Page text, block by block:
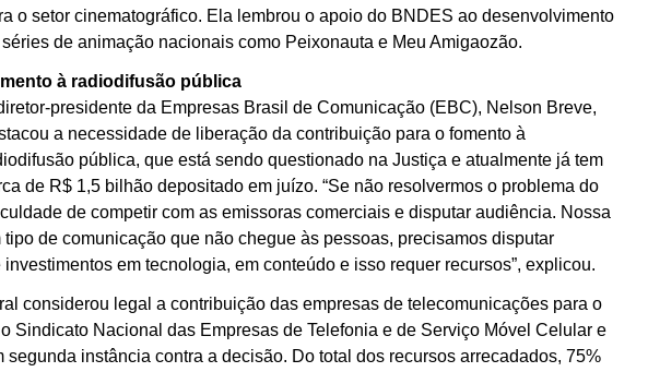
o setor cinematográfico. Ela lembrou o apoio do BNDES ao desenvolvimento
de animação nacionais como Peixonauta e Meu Amigaozão.
à radiodifusão pública
presidente da Empresas Brasil de Comunicação (EBC), Nelson Breve,
a necessidade de liberação da contribuição para o fomento à
pública, que está sendo questionado na Justiça e atualmente já tem
de R$ 1,5 bilhão depositado em juízo. “Se não resolvermos o problema do
de competir com as emissoras comerciais e disputar audiência. Nossa
de comunicação que não chegue às pessoas, precisamos disputar
em tecnologia, em conteúdo e isso requer recursos”, explicou.
considerou legal a contribuição das empresas de telecomunicações para o
Sindicato Nacional das Empresas de Telefonia e de Serviço Móvel Celular e
instância contra a decisão. Do total dos recursos arrecadados, 75%